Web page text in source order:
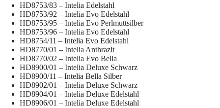
HD8753/83 – Intelia Edelstahl
HD8753/92 – Intelia Evo Edelstahl
HD8753/95 – Intelia Evo Perlmuttsilber
HD8753/96 – Intelia Evo Edelstahl
HD8754/11 – Intelia Evo Edelstahl
HD8770/01 – Intelia Anthrazit
HD8770/02 – Intelia Evo Bella
HD8900/01 – Intelia Deluxe Schwarz
HD8900/11 – Intelia Bella Silber
HD8902/01 – Intelia Deluxe Schwarz
HD8904/01 – Intelia Deluxe Edelstahl
HD8906/01 – Intelia Deluxe Edelstahl